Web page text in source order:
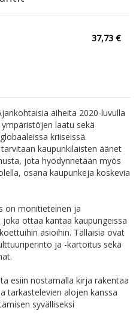
37,73 €
aiheita 2020-luvulla
laatu sekä
kriiseissä.
kaupunkilaisten äänet
jota hyödynnetään myös
osana kaupunkeja koskevia
on monitieteinen ja
ottaa kantaa kaupungeissa
asioihin. Tällaisia ovat
ja -kartoitus sekä
esiin nostamalla kirja rakentaa
tarkastelevien alojen kanssa
syvälliseksi